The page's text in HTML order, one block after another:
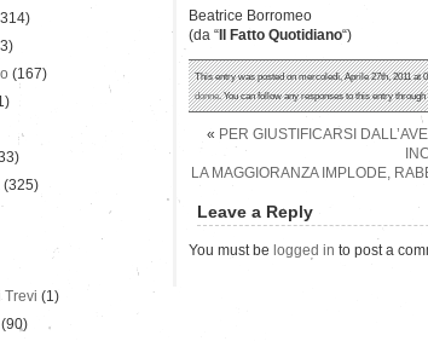
Beatrice Borromeo
(da “ Il Fatto Quotidiano“)
This entry was posted on mercoledì, Aprile 27th, 2011 at
donne. You can follow any responses to this entry
« PER GIUSTIFICARSI
LA MAGGIORANZA IMPLODE,
Leave a Reply
You must be logged in to post a
(167)
(325)
Trevi (1)
(90)